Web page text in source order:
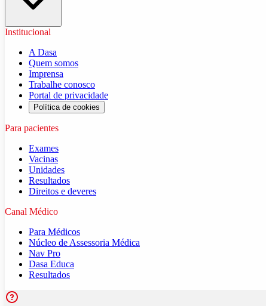
Institucional
A Dasa
Quem somos
Imprensa
Trabalhe conosco
Portal de privacidade
Política de cookies
Para pacientes
Exames
Vacinas
Unidades
Resultados
Direitos e deveres
Canal Médico
Para Médicos
Núcleo de Assessoria Médica
Nav Pro
Dasa Educa
Resultados